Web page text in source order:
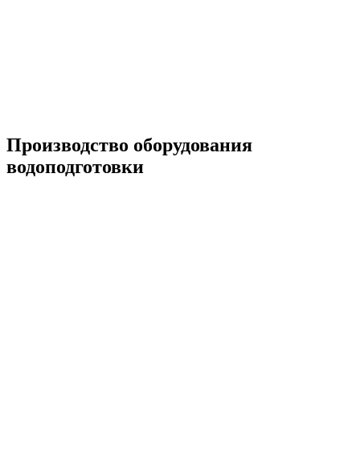
Производство оборудования
водоподготовки